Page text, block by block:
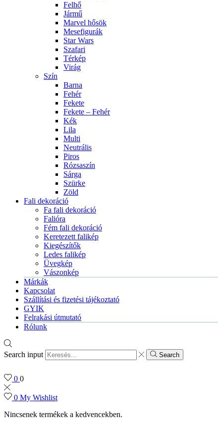
Felhő
Jármű
Marvel hősök
Mesefigurák
Star Wars
Szafari
Térkép
Virág
Szín
Barna
Fehér
Fekete
Fekete – Fehér
Kék
Lila
Multi
Neutrális
Piros
Rózsaszín
Sárga
Szürke
Zöld
Fali dekoráció
Fa fali dekoráció
Falióra
Fém fali dekoráció
Keretezett falikép
Kiegészítők
Ledes falikép
Üvegkép
Vászonkép
Márkák
Kapcsolat
Szállítási és fizetési tájékoztató
GYIK
Felrakási útmutató
Rólunk
Search input Search
0 0
0 My Wishlist
Nincsenek termékek a kedvencekben.